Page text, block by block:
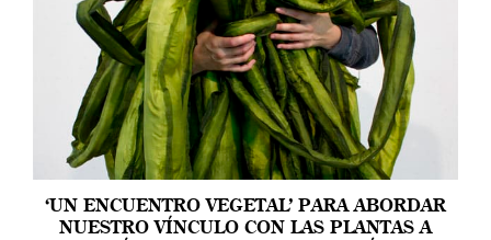
‘UN ENCUENTRO VEGETAL’ PARA ABORDAR
NUESTRO VÍNCULO CON LAS PLANTAS A